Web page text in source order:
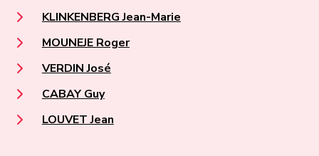
KLINKENBERG Jean-Marie
MOUNEJE Roger
VERDIN José
CABAY Guy
LOUVET Jean